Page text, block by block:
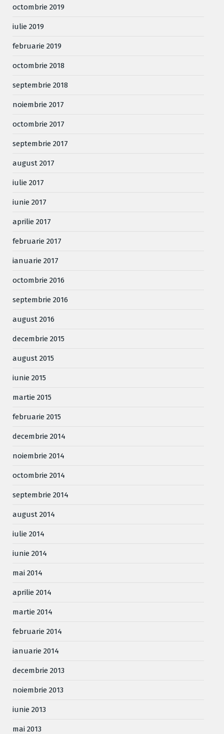
octombrie 2019
iulie 2019
februarie 2019
octombrie 2018
septembrie 2018
noiembrie 2017
octombrie 2017
septembrie 2017
august 2017
iulie 2017
iunie 2017
aprilie 2017
februarie 2017
ianuarie 2017
octombrie 2016
septembrie 2016
august 2016
decembrie 2015
august 2015
iunie 2015
martie 2015
februarie 2015
decembrie 2014
noiembrie 2014
octombrie 2014
septembrie 2014
august 2014
iulie 2014
iunie 2014
mai 2014
aprilie 2014
martie 2014
februarie 2014
ianuarie 2014
decembrie 2013
noiembrie 2013
iunie 2013
mai 2013